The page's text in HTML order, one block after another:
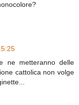
ne metteranno delle
cattolica non volge